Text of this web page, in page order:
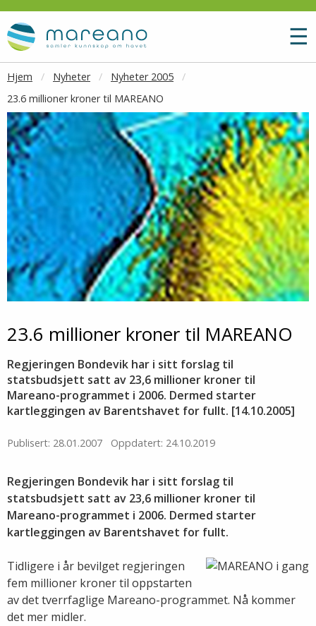
Gå til hovedinnhold
☰
Hjem Nyheter
Nyheter 2005
23.6 millioner kroner til MAREANO
23.6 millioner kroner til MAREANO
Regjeringen Bondevik har i sitt forslag til
statsbudsjett satt av 23,6 millioner kroner til
Mareano-programmet i 2006. Dermed starter
kartleggingen av Barentshavet for fullt. [14.10.2005]
Publisert: 28.01.2007 Oppdatert: 24.10.2019
Regjeringen Bondevik har i sitt forslag til
statsbudsjett satt av 23,6 millioner kroner til
Mareano-programmet i 2006. Dermed starter
kartleggingen av Barentshavet for fullt.
Tidligere i år bevilget regjeringen
fem millioner kroner til oppstarten
av det tverrfaglige Mareano-programmet. Nå kommer
det mer midler.